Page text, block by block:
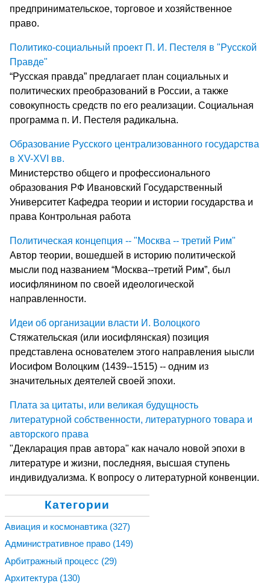
предпринимательское, торговое и хозяйственное
право.
Политико-социальный проект П. И. Пестеля в "Русской
Правде"
“Русская правда” предлагает план социальных и
политических преобразований в России, а также
совокупность средств по его реализации. Социальная
программа п. И. Пестеля радикальна.
Образование Русского централизованного государства
в XV-XVI вв.
Министерство общего и профессионального
образования РФ Ивановский Государственный
Университет Кафедра теории и истории государства и
права Контрольная работа
Политическая концепция -- "Москва -- третий Рим"
Автор теории, вошедшей в историю политической
мысли под названием “Москва--третий Рим”, был
иосифлянином по своей идеологической
направленности.
Идеи об организации власти И. Волоцкого
Стяжательская (или иосифлянская) позиция
представлена основателем этого направления ыысли
Иосифом Волоцким (1439--1515) -- одним из
значительных деятелей своей эпохи.
Плата за цитаты, или великая будущность
литературной собственности, литературного товара и
авторского права
"Декларация прав автора" как начало новой эпохи в
литературе и жизни, последняя, высшая ступень
индивидуализма. К вопросу о литературной конвенции.
Категории
Авиация и космонавтика (327)
Административное право (149)
Арбитражный процесс (29)
Архитектура (130)